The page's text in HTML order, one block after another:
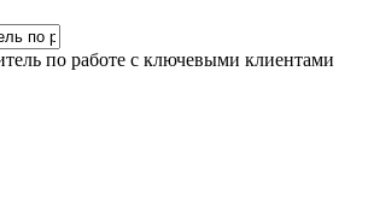
по работе с ключевыми клиентами